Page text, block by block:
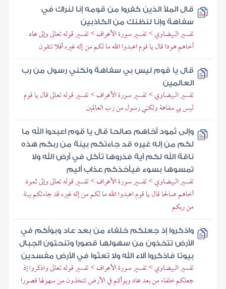
قال الملأ الذين كفروا من قومه إنا لنراك في
سفاهة وإنا لنظنك من الكاذبين
تفسير البيضاوي > تفسير سورة الأعراف > تفسير قوله تعالى وإلى عاد
أخاهم هودا قال يا قوم اعبدوا الله ما لكم من إله غيره أفلا تتقون
قال يا قوم ليس بي سفاهة ولكني رسول من رب
العالمين
تفسير البيضاوي > تفسير سورة الأعراف > تفسير قوله تعالى قال يا قوم
ليس بي سفاهة ولكني رسول من رب العالمين
وإلى ثمود أخاهم صالحا قال يا قوم اعبدوا الله ما
لكم من إله غيره قد جاءتكم بينة من ربكم هذه
ناقة الله لكم آية فذروها تأكل في أرض الله ولا
تمسوها بسوء فيأخذكم عذاب أليم
تفسير البيضاوي > تفسير سورة الأعراف > تفسير قوله تعالى وإلى ثمود
أخاهم صالحا قال يا قوم اعبدوا الله ما لكم من إله غيره قد جاءتكم بينة
من ربكم
واذكروا إذ جعلكم خلفاء من بعد عاد وبوأكم في
الأرض تتخذون من سهولها قصورا وتنحتون الجبال
بيوتا فاذكروا آلاء الله ولا تعثوا في الأرض مفسدين
تفسير البيضاوي > تفسير سورة الأعراف > تفسير قوله تعالى واذكروا إذ
جعلكم خلفاء من بعد عاد وبوأكم في الأرض تتخذون من سهولها قصورا